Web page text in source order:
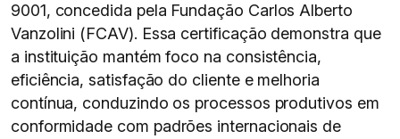
9001, concedida pela Fundação Carlos Alberto
Vanzolini (FCAV). Essa certificação demonstra que
a instituição mantém foco na consistência,
eficiência, satisfação do cliente e melhoria
contínua, conduzindo os processos produtivos em
conformidade com padrões internacionais de